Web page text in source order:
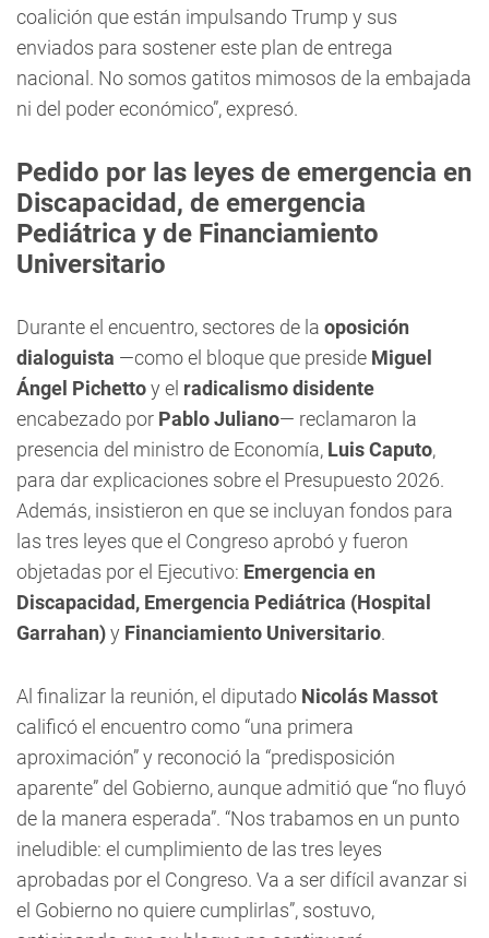
coalición que están impulsando Trump y sus
enviados para sostener este plan de entrega
nacional. No somos gatitos mimosos de la embajada
ni del poder económico”, expresó.
Pedido por las leyes de emergencia en
Discapacidad, de emergencia
Pediátrica y de Financiamiento
Universitario
Durante el encuentro, sectores de la oposición
dialoguista —como el bloque que preside Miguel
Ángel Pichettoy el radicalismo disidente
encabezado por Pablo Juliano— reclamaron la
presencia del ministro de Economía, Luis Caputo,
para dar explicaciones sobre el Presupuesto 2026.
Además, insistieron en que se incluyan fondos para
las tres leyes que el Congreso aprobó y fueron
objetadas por el Ejecutivo: Emergencia en
Discapacidad, Emergencia Pediátrica (Hospital
Garrahan)y Financiamiento Universitario.
Al finalizar la reunión, el diputado Nicolás Massot
calificó el encuentro como “una primera
aproximación” y reconoció la “predisposición
aparente” del Gobierno, aunque admitió que “no fluyó
de la manera esperada”. “Nos trabamos en un punto
ineludible: el cumplimiento de las tres leyes
aprobadas por el Congreso. Va a ser difícil avanzar si
el Gobierno no quiere cumplirlas”, sostuvo,